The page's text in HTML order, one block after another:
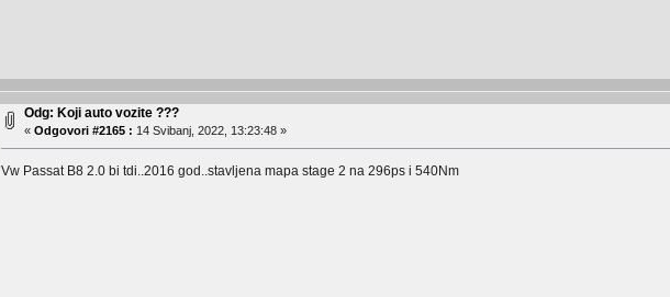
Odg: Koji auto vozite ???
«Odgovori #2165 : 14 Svibanj, 2022, 13:23:48 »
Vw Passat B8 2.0 bi tdi..2016 god..stavljena mapa stage 2 na 296ps i 540Nm